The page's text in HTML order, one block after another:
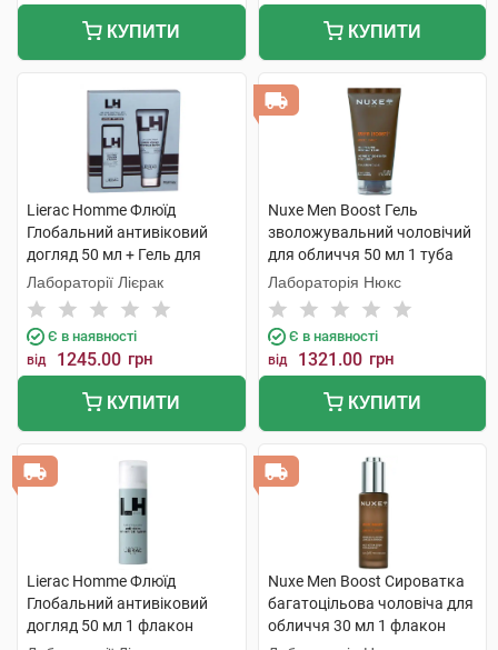
КУПИТИ КУПИТИ
Lierac Homme Флюїд
Глобальний антивіковий
догляд 50 мл + Гель для
душу 200 мл 1 набір
Лабораторії Лієрак
Є в наявності
від 1245.00 грн
КУПИТИ
Nuxe Men Boost Гель
зволожувальний чоловічий
для обличчя 50 мл 1 туба
Лабораторія Нюкс
Є в наявності
від 1321.00 грн
КУПИТИ
Lierac Homme Флюїд
Глобальний антивіковий
догляд 50 мл 1 флакон
Nuxe Men Boost Сироватка
багатоцільова чоловіча для
обличчя 30 мл 1 флакон